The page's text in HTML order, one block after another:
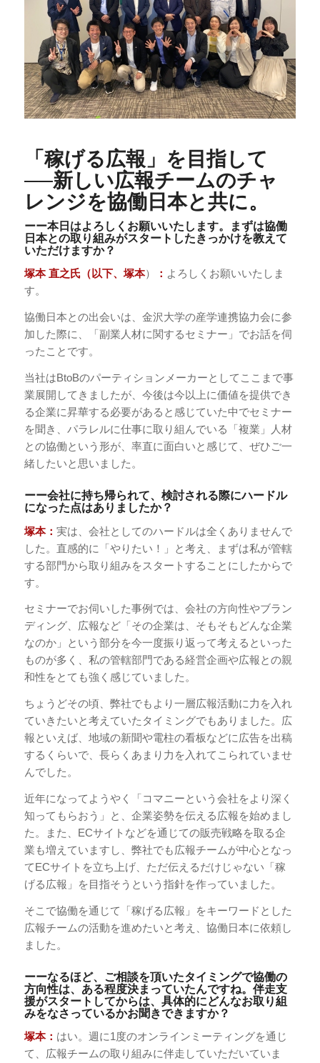
「稼げる広報」を目指して
──新しい広報チームのチャ
レンジを協働日本と共に。
ーー本日はよろしくお願いいたします。まずは協働
日本との取り組みがスタートしたきっかけを教えて
いただけますか？
塚本 直之氏（以下、塚本） ： よろしくお願いいたしま
す。
協働日本との出会いは、金沢大学の産学連携協力会に参
加した際に、「副業人材に関するセミナー」でお話を伺
ったことです。
当社はBtoBのパーティションメーカーとしてここまで事
業展開してきましたが、今後は今以上に価値を提供でき
る企業に昇華する必要があると感じていた中でセミナー
を聞き、パラレルに仕事に取り組んでいる「複業」人材
との協働という形が、率直に面白いと感じて、ぜひご一
緒したいと思いました。
ーー会社に持ち帰られて、検討される際にハードル
になった点はありましたか？
塚本： 実は、会社としてのハードルは全くありませんで
した。直感的に「やりたい！」と考え、まずは私が管轄
する部門から取り組みをスタートすることにしたからで
す。
セミナーでお伺いした事例では、会社の方向性やブラン
ディング、広報など「その企業は、そもそもどんな企業
なのか」という部分を今一度振り返って考えるといった
ものが多く、私の管轄部門である経営企画や広報との親
和性をとても強く感じていました。
ちょうどその頃、弊社でもより一層広報活動に力を入れ
ていきたいと考えていたタイミングでもありました。広
報といえば、地域の新聞や電柱の看板などに広告を出稿
するくらいで、長らくあまり力を入れてこられていませ
んでした。
近年になってようやく「コマニーという会社をより深く
知ってもらおう」と、企業姿勢を伝える広報を始めまし
た。また、ECサイトなどを通じての販売戦略を取る企
業も増えていますし、弊社でも広報チームが中心となっ
てECサイトを立ち上げ、ただ伝えるだけじゃない「稼
げる広報」を目指そうという指針を作っていました。
そこで協働を通じて「稼げる広報」をキーワードとした
広報チームの活動を進めたいと考え、協働日本に依頼し
ました。
ーーなるほど、ご相談を頂いたタイミングで協働の
方向性は、ある程度決まっていたんですね。伴走支
援がスタートしてからは、具体的にどんなお取り組
みをなさっているかお聞きできますか？
塚本： はい。週に1度のオンラインミーティングを通じ
て、広報チームの取り組みに伴走していただいていま